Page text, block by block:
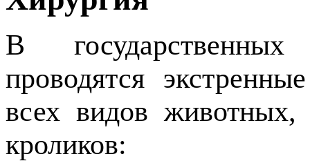
В
проводятся
всех видов животных,
кроликов: